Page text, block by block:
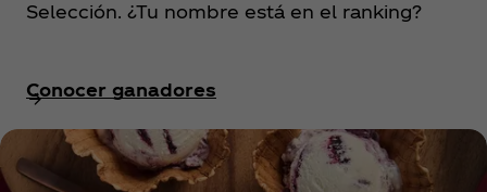
Selección. ¿Tu nombre está en el ranking?
Conocer ganadores